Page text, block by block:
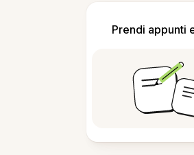
Prendi appunti